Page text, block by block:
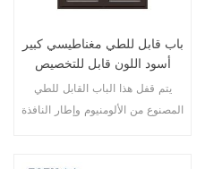
باب قابل للطي مغناطيسي كبير
أسود اللون قابل للتخصيص
للاستخدام المتين
يتم قفل هذا الباب القابل للطي
المصنوع من الألومنيوم وإطار النافذة